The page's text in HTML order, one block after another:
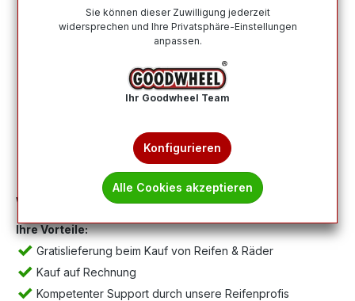
Bildergalerie überspringen
Wichtig: Abbildung kann abweichen, Lieferung ohne Felge.
Ihre Vorteile:
Gratislieferung beim Kauf von Reifen & Räder
Kauf auf Rechnung
Kompetenter Support durch unsere Reifenprofis
Sie können dieser Zuwilligung jederzeit
widersprechen und Ihre Privatsphäre-Einstellungen
anpassen.
Ihr Goodwheel Team
Konfigurieren
Alle Cookies akzeptieren